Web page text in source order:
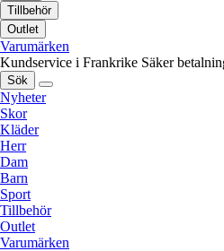
Tillbehör
Outlet
Varumärken
Kundservice i Frankrike Säker
Sök
Nyheter
Skor
Kläder
Herr
Dam
Barn
Sport
Tillbehör
Outlet
Varumärken